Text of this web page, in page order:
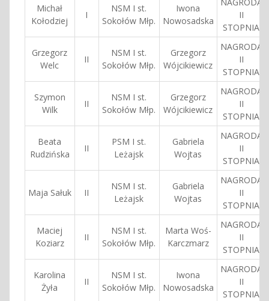
Michał
Kołodziej
I
NSM I st.
Sokołów Młp.
Iwona
Nowosadska
NAGRODA
II
STOPNIA
Grzegorz
Welc
II
NSM I st.
Sokołów Młp.
Grzegorz
Wójcikiewicz
NAGRODA
II
STOPNIA
Szymon
Wilk
II
NSM I st.
Sokołów Młp.
Grzegorz
Wójcikiewicz
NAGRODA
II
STOPNIA
Beata
Rudzińska
II
PSM I st.
Leżajsk
Gabriela
Wojtas
NAGRODA
II
STOPNIA
Maja Sałuk II
NSM I st.
Leżajsk
Gabriela
Wojtas
NAGRODA
II
STOPNIA
Maciej
Koziarz
II
NSM I st.
Sokołów Młp.
Marta Woś-
Karczmarz
NAGRODA
II
STOPNIA
Karolina
Żyła
II
NSM I st.
Sokołów Młp.
Iwona
Nowosadska
NAGRODA
II
STOPNIA